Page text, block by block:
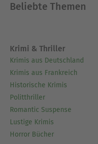
Beliebte Themen
Krimi & Thriller
Krimis aus Deutschland
Krimis aus Frankreich
Historische Krimis
Politthriller
Romantic Suspense
Lustige Krimis
Horror Bücher